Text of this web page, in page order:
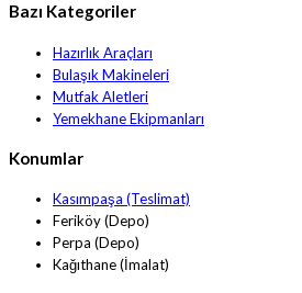
Bazı Kategoriler
Hazırlık Araçları
Bulaşık Makineleri
Mutfak Aletleri
Yemekhane Ekipmanları
Konumlar
Kasımpaşa (Teslimat)
Feriköy (Depo)
Perpa (Depo)
Kağıthane (İmalat)